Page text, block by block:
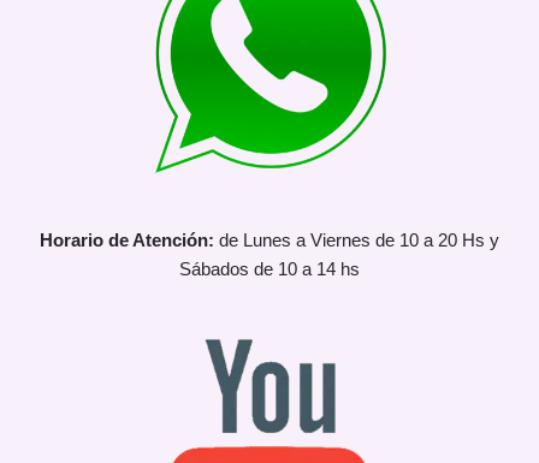
Horario de Atención: de Lunes a Viernes de 10 a 20 Hs y
Sábados de 10 a 14 hs